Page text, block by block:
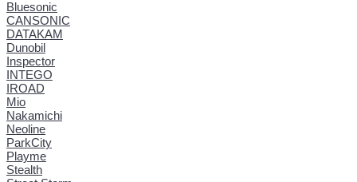
Bluesonic
CANSONIC
DATAKAM
Dunobil
Inspector
INTEGO
IROAD
Mio
Nakamichi
Neoline
ParkCity
Playme
Stealth